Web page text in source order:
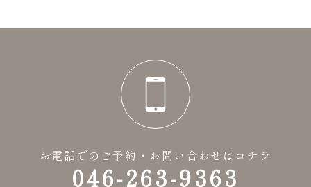
お電話でのご予約・お問い合わせはコチラ
046-263-9363